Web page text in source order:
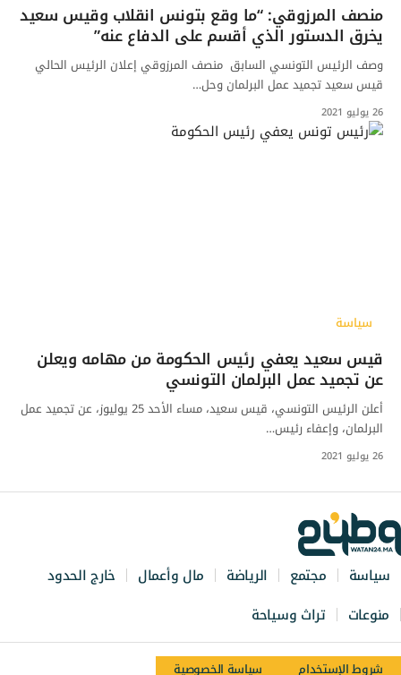
منصف المرزوقي: “ما وقع بتونس انقلاب وقيس سعيد
يخرق الدستور الذي أقسم على الدفاع عنه”
وصف الرئيس التونسي السابق منصف المرزوقي إعلان الرئيس الحالي
قيس سعيد تجميد عمل البرلمان وحل…
26 يوليو 2021
سياسة
قيس سعيد يعفي رئيس الحكومة من مهامه ويعلن
عن تجميد عمل البرلمان التونسي
أعلن الرئيس التونسي، قيس سعيد، مساء الأحد 25 يوليوز، عن تجميد عمل
البرلمان، وإعفاء رئيس…
26 يوليو 2021
سياسة مجتمع الرياضة مال وأعمال
خارج الحدود
منوعات
تراث وسياحة
شروط الإستخدام سياسة الخصوصية